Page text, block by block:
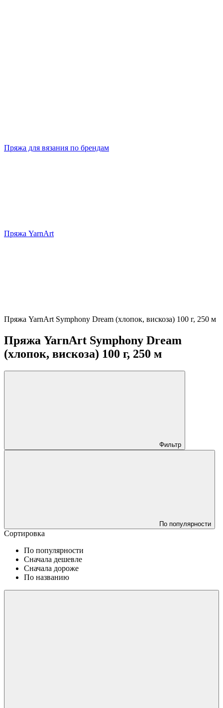
Пряжа для вязания по брендам
Пряжа YarnArt
Пряжа YarnArt Symphony Dream (хлопок, вискоза) 100 г, 250 м
Пряжа YarnArt Symphony Dream
(хлопок, вискоза) 100 г, 250 м
Фильтр
По популярности
Сортировка
По популярности
Сначала дешевле
Сначала дороже
По названию